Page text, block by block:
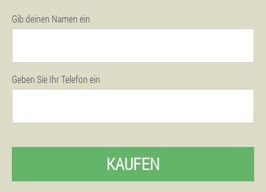
Gib deinen Namen ein
Geben Sie Ihr Telefon ein
KAUFEN